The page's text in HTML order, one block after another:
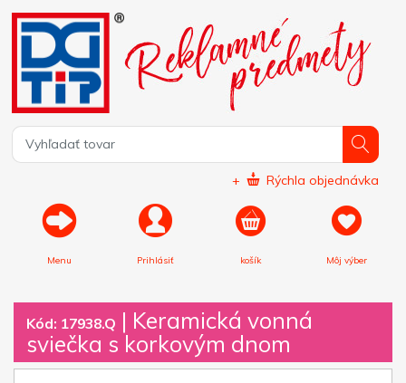
+ Rýchla objednávka
Menu Prihlásiť košík Môj výber
Kód: 17938.Q | Keramická vonná
sviečka s korkovým dnom